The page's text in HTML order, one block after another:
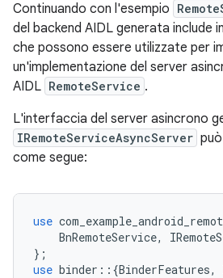
Continuando con l'esempio
del backend AIDL generata include
che possono essere utilizzate per
un'implementazione del server
AIDL RemoteService .
L'interfaccia del server asincrono
IRemoteServiceAsyncServer
come segue:
use
BnRemoteService,
};
use binder ::{BinderFeatures,